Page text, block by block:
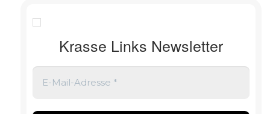
Krasse Links Newsletter